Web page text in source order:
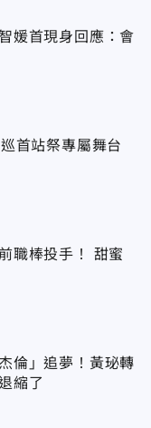
媛首現身回應：會
首站祭專屬舞台
職棒投手！ 甜蜜
倫」追夢！黃珌轉
縮了